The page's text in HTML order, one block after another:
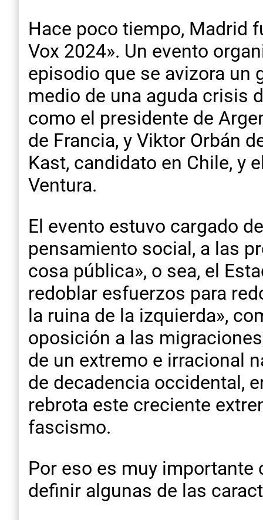
Hace poco tiempo, Madrid
Vox 2024». Un evento
episodio que se avizora un
medio de una aguda crisis
como el presidente de
de Francia, y Viktor Orbán
Kast, candidato en Chile, y
Ventura.
El evento estuvo cargado
pensamiento social, a las
cosa pública», o sea, el
redoblar esfuerzos para
la ruina de la izquierda»,
oposición a las
de un extremo e irracional
de decadencia occidental,
rebrota este creciente
fascismo.
Por eso es muy importante
definir algunas de las